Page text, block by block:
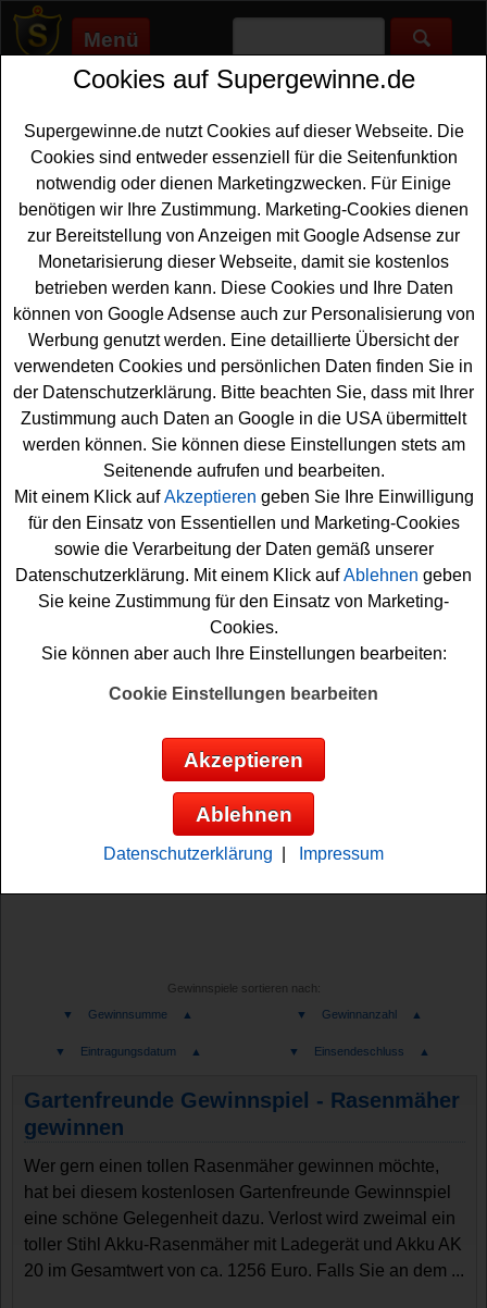
Menü
Supergewinne.de>Gewinnspiele>Rasenmaeher
Rasenmäher gewinnen - Rasenmäher
Gewinnspiel
Aktuelle Rasenmäher Gewinnspiele bei Supergewinne.de
✅ Jetzt kostenlos mitmachen und mit etwas Glück einen
Rasenmäher gewinnen. ✅
Aktuelle Rasenmäher Gewinnspiele
Gewinnspiele sortieren nach:
▼
Gewinnsumme ▲ ▼ Gewinnanzahl ▲
▼ Eintragungsdatum ▲ ▼ Einsendeschluss ▲
Gartenfreunde Gewinnspiel - Rasenmäher
gewinnen
Wer gern einen tollen Rasenmäher gewinnen möchte,
hat bei diesem kostenlosen Gartenfreunde Gewinnspiel
eine schöne Gelegenheit dazu. Verlost wird zweimal ein
toller Stihl Akku-Rasenmäher mit Ladegerät und Akku AK
20 im Gesamtwert von ca. 1256 Euro. Falls Sie an dem ...
Cookies auf Supergewinne.de
Supergewinne.de nutzt Cookies auf dieser Webseite. Die
Cookies sind entweder essenziell für die Seitenfunktion
notwendig oder dienen Marketingzwecken. Für Einige
benötigen wir Ihre Zustimmung. Marketing-Cookies dienen
zur Bereitstellung von Anzeigen mit Google Adsense zur
Monetarisierung dieser Webseite, damit sie kostenlos
betrieben werden kann. Diese Cookies und Ihre Daten
können von Google Adsense auch zur Personalisierung von
Werbung genutzt werden. Eine detaillierte Übersicht der
verwendeten Cookies und persönlichen Daten finden Sie in
der Datenschutzerklärung. Bitte beachten Sie, dass mit Ihrer
Zustimmung auch Daten an Google in die USA übermittelt
werden können. Sie können diese Einstellungen stets am
Seitenende aufrufen und bearbeiten.
Mit einem Klick aufAkzeptieren geben Sie Ihre Einwilligung
für den Einsatz von Essentiellen und Marketing-Cookies
sowie die Verarbeitung der Daten gemäß unserer
Datenschutzerklärung. Mit einem Klick aufAblehnen geben
Sie keine Zustimmung für den Einsatz von Marketing-
Cookies.
Sie können aber auch Ihre Einstellungen bearbeiten:
Cookie Einstellungen bearbeiten
Akzeptieren
Ablehnen
Datenschutzerklärung Impressum